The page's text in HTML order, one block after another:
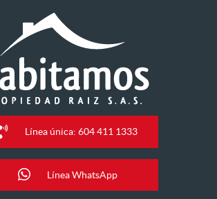
Línea única: 604 411 1333
Línea WhatsApp